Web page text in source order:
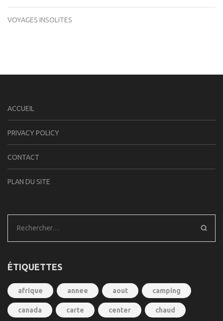
VOYAGES INSOLITES
ACCUEIL
PRIVACY POLICY
CONTACT
PLAN DU SITE
Rechercher :
ÉTIQUETTES
afrique annee aout camping
canada carte center chaud